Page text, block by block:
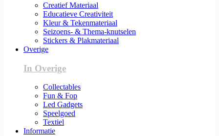
Creatief Materiaal
Educatieve Creativiteit
Kleur & Tekenmateriaal
Seizoens- & Thema-knutselen
Stickers & Plakmateriaal
Overige
In Overige
Collectables
Fun & Fop
Led Gadgets
Speelgoed
Textiel
Informatie